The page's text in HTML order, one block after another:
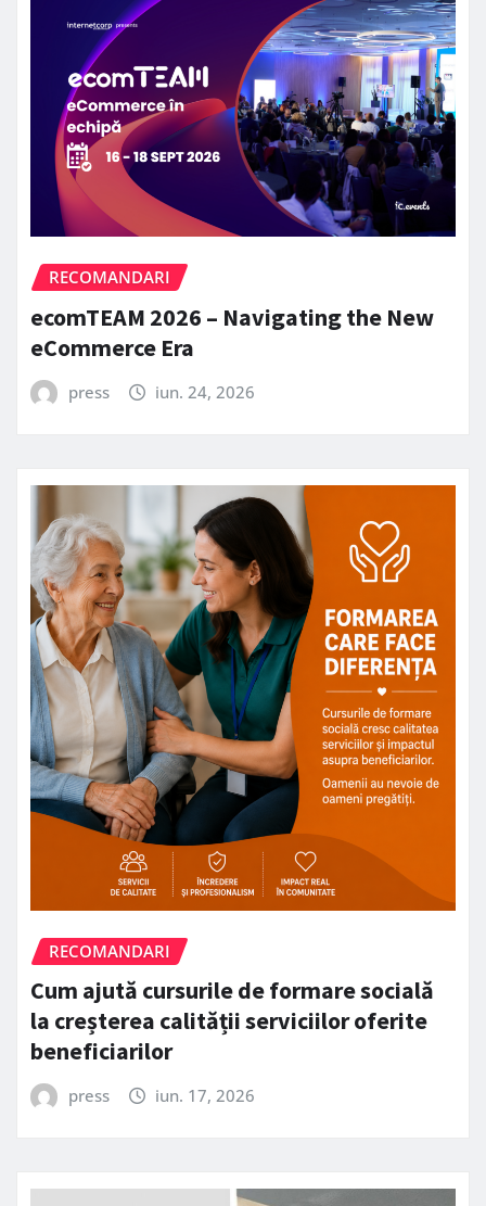
RECOMANDARI
ecomTEAM 2026 – Navigating the New
eCommerce Era
press iun. 24, 2026
RECOMANDARI
Cum ajută cursurile de formare socială
la creșterea calității serviciilor oferite
beneficiarilor
press iun. 17, 2026